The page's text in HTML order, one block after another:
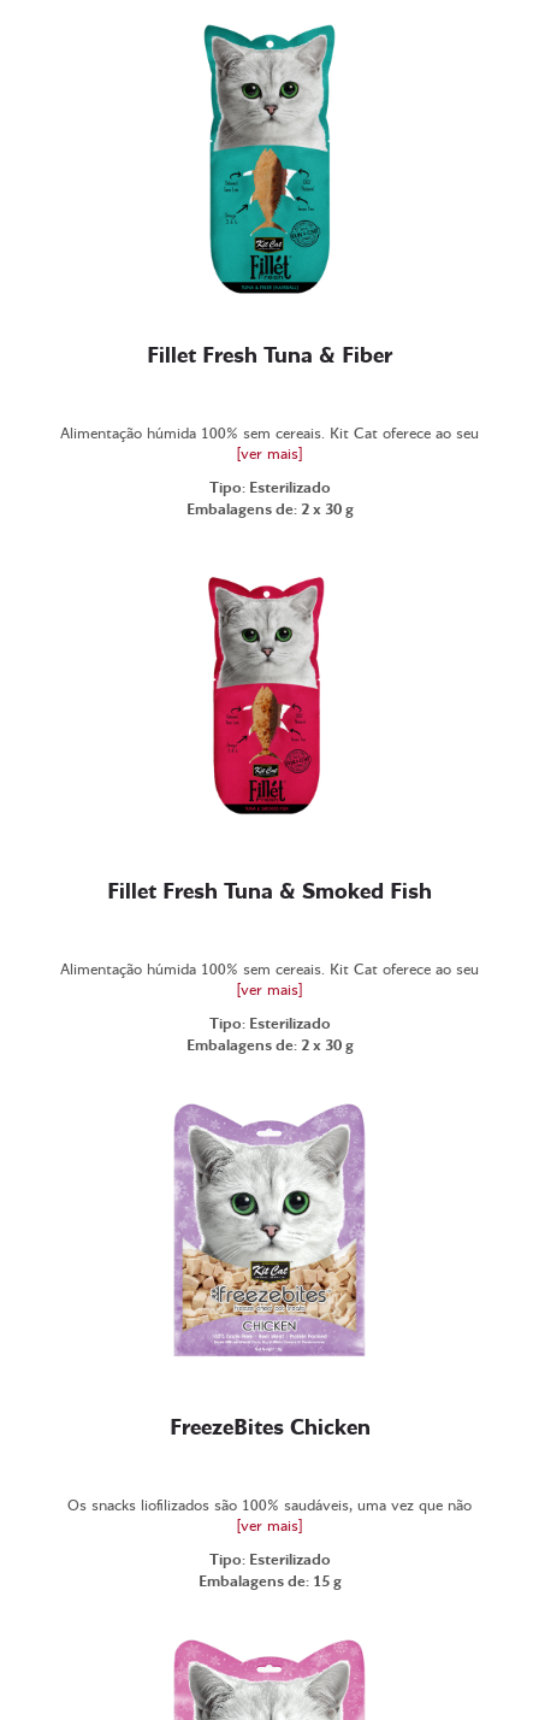
Fillet Fresh Tuna & Fiber
Alimentação húmida 100% sem cereais. Kit Cat oferece ao seu
[ver mais]
Tipo: Esterilizado
Embalagens de: 2 x 30 g
Fillet Fresh Tuna & Smoked Fish
Alimentação húmida 100% sem cereais. Kit Cat oferece ao seu
[ver mais]
Tipo: Esterilizado
Embalagens de: 2 x 30 g
FreezeBites Chicken
Os snacks liofilizados são 100% saudáveis, uma vez que não
[ver mais]
Tipo: Esterilizado
Embalagens de: 15 g